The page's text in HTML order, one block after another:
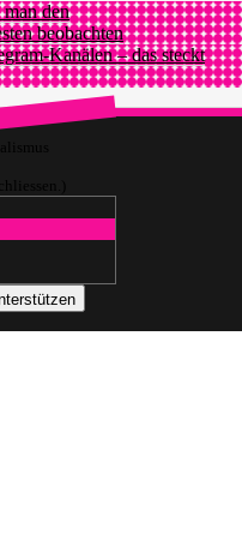
den
beobachten
Kanälen – das steckt